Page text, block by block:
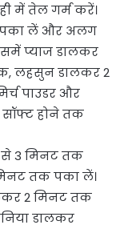
में तेल गर्म करें।
लें और अलग
प्याज डालकर
लहसुन डालकर 2
पाउडर और
होने तक
3 मिनट तक
तक पका लें।
2 मिनट तक
डालकर